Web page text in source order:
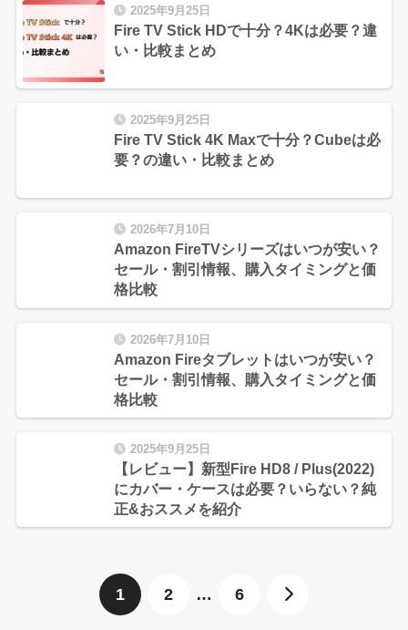
2025年9月25日
Fire TV Stick HDで十分？4Kは必要？違
い・比較まとめ
2025年9月25日
Fire TV Stick 4K Maxで十分？Cubeは必
要？の違い・比較まとめ
2026年7月10日
Amazon FireTVシリーズはいつが安い？
セール・割引情報、購入タイミングと価
格比較
2026年7月10日
Amazon Fireタブレットはいつが安い？
セール・割引情報、購入タイミングと価
格比較
2025年9月25日
【レビュー】新型Fire HD8 / Plus(2022)
にカバー・ケースは必要？いらない？純
正&おススメを紹介
1 2 … 6